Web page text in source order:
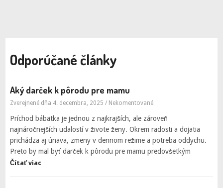
Odporúčané články
Aký darček k pôrodu pre mamu
Zverejnené dňa 4. decembra, 2025 / Nekomentované
Príchod bábätka je jednou z najkrajších, ale zároveň
najnáročnejších udalostí v živote ženy. Okrem radosti a dojatia
prichádza aj únava, zmeny v dennom režime a potreba oddychu.
Preto by mal byť darček k pôrodu pre mamu predovšetkým
Čítať viac